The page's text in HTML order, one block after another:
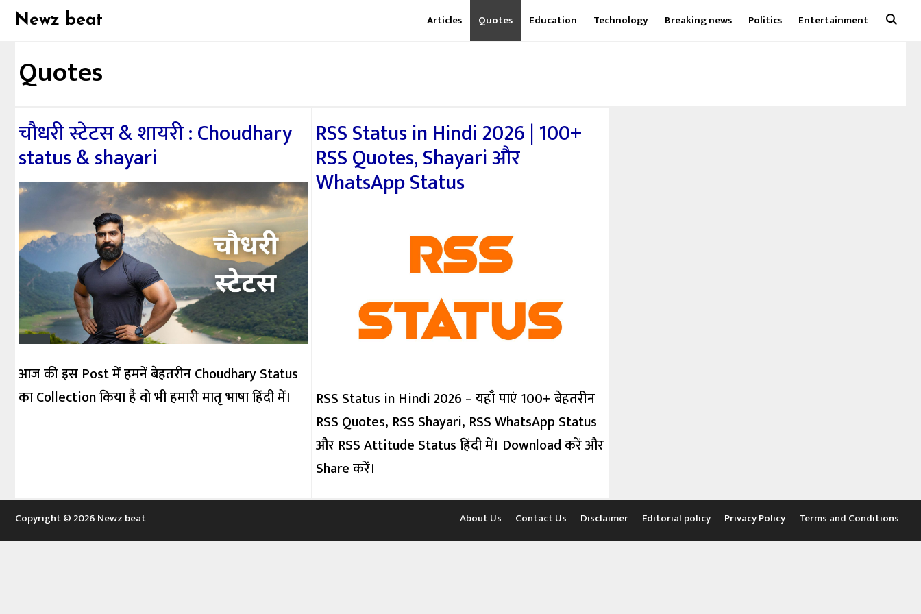
Skip
content
Newz beat Articles Quotes Education Technology Breaking news Politics Entertainment
Quotes
चौधरी स्टेटस & शायरी : Choudhary
status & shayari
आज की इस Post में हमनें बेहतरीन Choudhary Status
का Collection किया है वो भी हमारी मातृ भाषा हिंदी में।
RSS Status in Hindi 2026 | 100+
RSS Quotes, Shayari और
WhatsApp Status
RSS Status in Hindi 2026 – यहाँ पाएं 100+ बेहतरीन
RSS Quotes, RSS Shayari, RSS WhatsApp Status
और RSS Attitude Status हिंदी में। Download करें और
Share करें।
About Us Contact Us Disclaimer Editorial policy Privacy Policy Terms and Conditions
Copyright © 2026 Newz beat